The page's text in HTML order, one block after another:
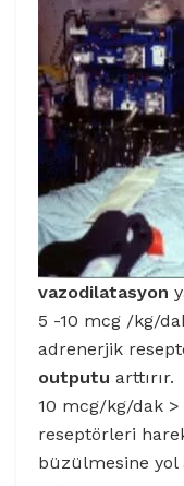
vazodilatasyon
5 -10 mcg /kg/
adrenerjik
outputu arttırır.
10 mcg/kg/dak
reseptörleri
büzülmesine yol